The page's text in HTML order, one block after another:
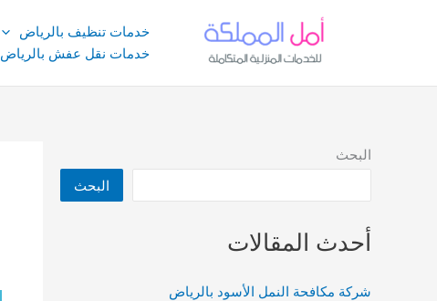
خدمات تنظيف بالرياض
خدمات نقل عفش بالرياض
البحث
البحث
أحدث المقالات
شركة مكافحة النمل الأسود بالرياض